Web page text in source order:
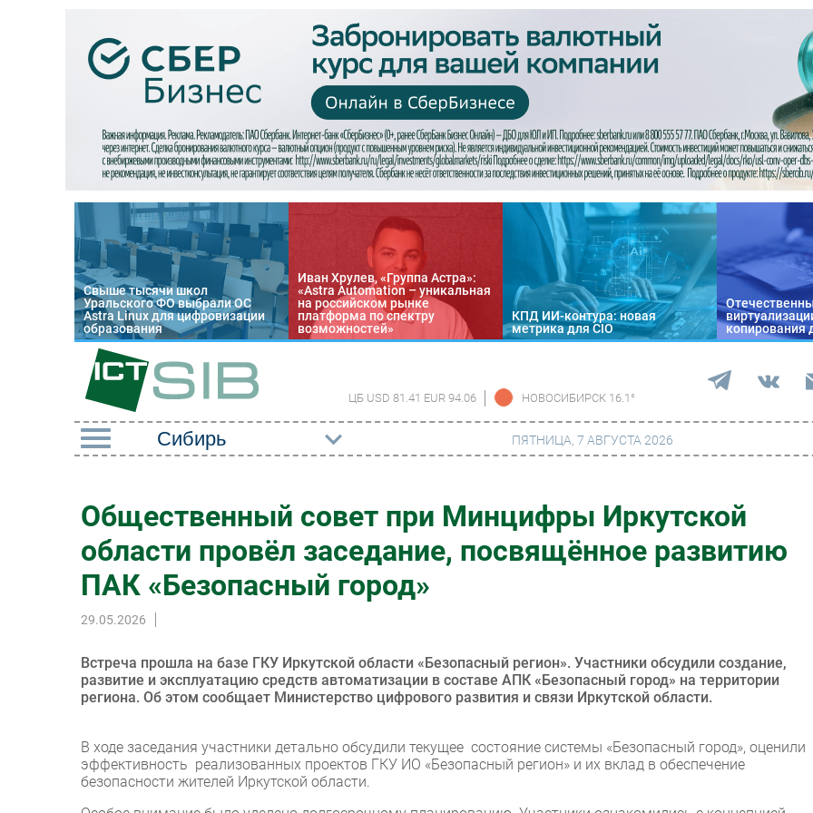
Свыше тысячи школ
Уральского ФО выбрали ОС
Astra Linux для цифровизации
образования
Иван Хрулев, «Группа Астра»:
«Astra Automation – уникальная
на российском рынке
платформа по спектру
возможностей»
КПД ИИ-контура: новая
метрика для CIO
копирования
ЦБ USD 81.41 EUR 94.06 НОВОСИБИРСК 16.1 °
Импорто­замещение
Автоматизация
Промышленности
Интернет
Фиксированная связь
Интеграция
Маркетинг
Торговые сети
Оборудование
Outsourcing
Кадры
Финансы
Web
CIO/Управление ИТ
Гаджеты
ПЯТНИЦА, 7 АВГУСТА 2026
Общественный совет при Минцифры Иркутской
области провёл заседание, посвящённое развитию
ПАК «Безопасный город»
29.05.2026
Встреча прошла на базе ГКУ Иркутской области «Безопасный регион». Участники обсудили создание,
развитие и эксплуатацию средств автоматизации в составе АПК «Безопасный город» на территории
региона. Об этом сообщает Министерство цифрового развития и связи Иркутской области.
В ходе заседания участники детально обсудили текущее состояние системы «Безопасный город», оценили
эффективность реализованных проектов ГКУ ИО «Безопасный регион» и их вклад в обеспечение
безопасности жителей Иркутской области.